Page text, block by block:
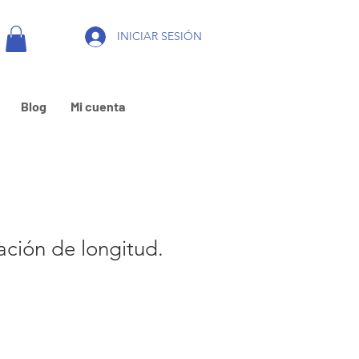
INICIAR SESIÓN
Blog Mi cuenta
de longitud.